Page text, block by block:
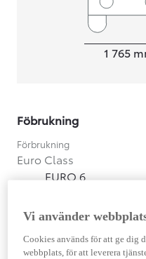
Width
1 765
Föbrukning
Förbrukning
Euro Class
EURO 6
Motor
Vi använder
Cookies används för att ge dig
webbplats, för att leverera